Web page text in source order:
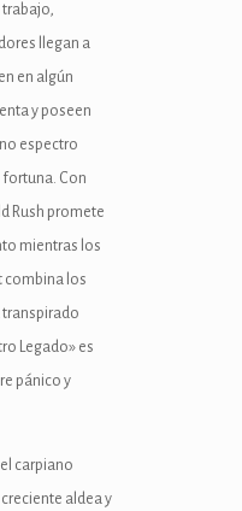
llegan a
en algún
y poseen
espectro
fortuna. Con
Rush promete
mientras los
combina los
transpirado
Legado» es
pánico y
carpiano
aldea y